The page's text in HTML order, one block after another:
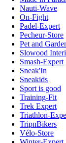
Nauti-Wave
On-Fight
Padel-Expert
Pecheur-Store
Pet and
Slowood
Smash-Expert
Sneak'In
Sneakids
Sport is good
Training-Fit
Trek Expert
Triathlon-
TripnBikers
Vélo-Store